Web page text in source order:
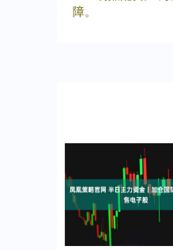
障。